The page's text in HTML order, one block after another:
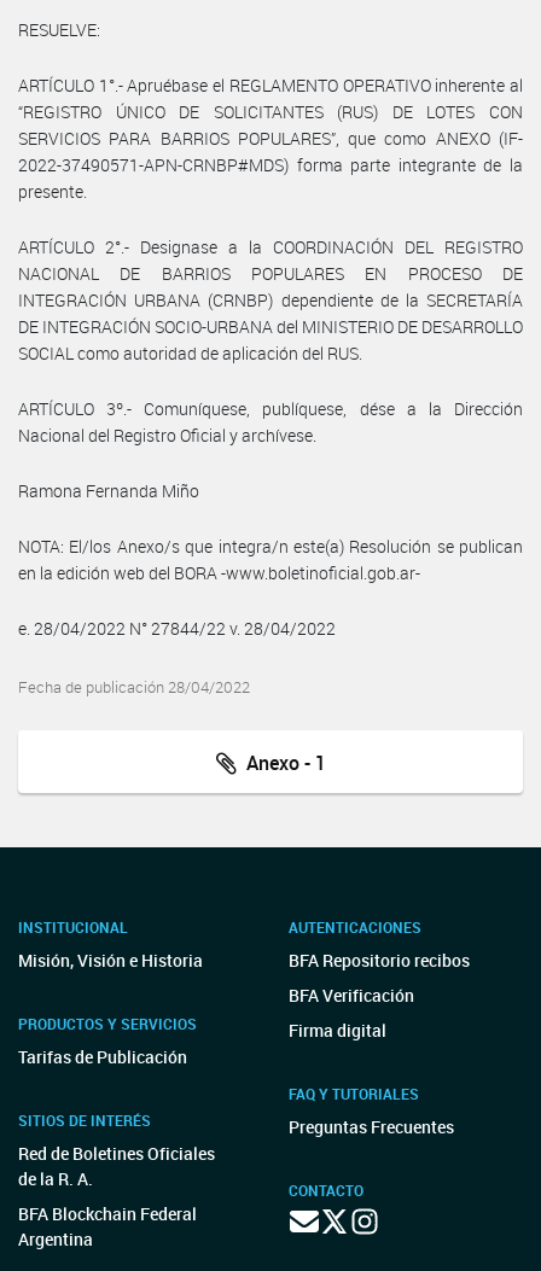
RESUELVE:
ARTÍCULO 1°.- Apruébase el REGLAMENTO OPERATIVO inherente al
“REGISTRO ÚNICO DE SOLICITANTES (RUS) DE LOTES CON
SERVICIOS PARA BARRIOS POPULARES”, que como ANEXO (IF-
2022-37490571-APN-CRNBP#MDS) forma parte integrante de la
presente.
ARTÍCULO 2°.- Designase a la COORDINACIÓN DEL REGISTRO
NACIONAL DE BARRIOS POPULARES EN PROCESO DE
INTEGRACIÓN URBANA (CRNBP) dependiente de la SECRETARÍA
DE INTEGRACIÓN SOCIO-URBANA del MINISTERIO DE DESARROLLO
SOCIAL como autoridad de aplicación del RUS.
ARTÍCULO 3º.- Comuníquese, publíquese, dése a la Dirección
Nacional del Registro Oficial y archívese.
Ramona Fernanda Miño
NOTA: El/los Anexo/s que integra/n este(a) Resolución se publican
en la edición web del BORA -www.boletinoficial.gob.ar-
e. 28/04/2022 N° 27844/22 v. 28/04/2022
Fecha de publicación 28/04/2022
Anexo - 1
INSTITUCIONAL
Misión, Visión e Historia
PRODUCTOS Y SERVICIOS
Tarifas de Publicación
SITIOS DE INTERÉS
Red de Boletines Oficiales
de la R. A.
BFA Blockchain Federal
Argentina
AUTENTICACIONES
BFA Repositorio recibos
BFA Verificación
Firma digital
FAQ Y TUTORIALES
Preguntas Frecuentes
CONTACTO